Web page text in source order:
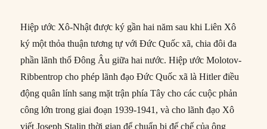
Hiệp ước Xô-Nhật được ký gần hai năm sau khi Liên Xô
ký một thỏa thuận tương tự với Đức Quốc xã, chia đôi đa
phần lãnh thổ Đông Âu giữa hai nước. Hiệp ước Molotov-
Ribbentrop cho phép lãnh đạo Đức Quốc xã là Hitler điều
động quân lính sang mặt trận phía Tây cho các cuộc phản
công lớn trong giai đoạn 1939-1941, và cho lãnh đạo Xô
viết Joseph Stalin thời gian để chuẩn bị đế chế của ông